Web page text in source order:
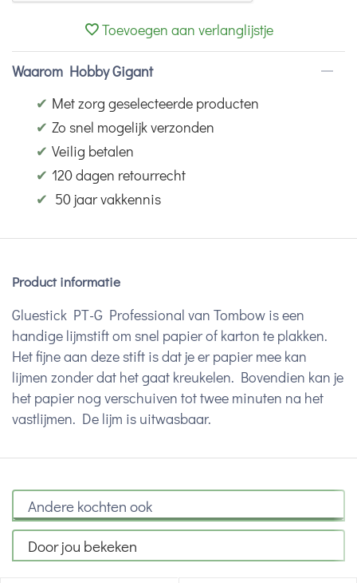
Toevoegen aan verlanglijstje
Waarom Hobby Gigant
✔ Met zorg geselecteerde producten
✔ Zo snel mogelijk verzonden
✔ Veilig betalen
✔ 120 dagen retourrecht
✔ 50 jaar vakkennis
Product informatie
Gluestick PT-G Professional van Tombow is een
handige lijmstift om snel papier of karton te plakken.
Het fijne aan deze stift is dat je er papier mee kan
lijmen zonder dat het gaat kreukelen. Bovendien kan je
het papier nog verschuiven tot twee minuten na het
vastlijmen. De lijm is uitwasbaar.
Andere kochten ook
Door jou bekeken